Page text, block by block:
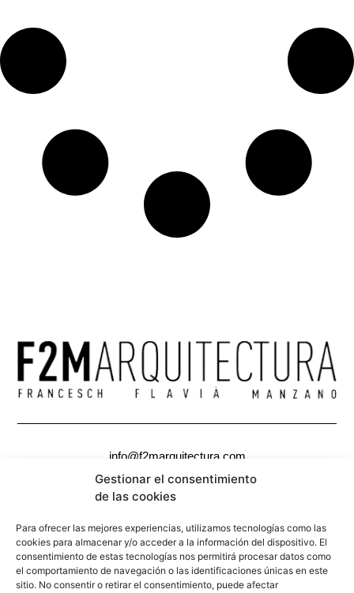
Gestionar el consentimiento
de las cookies
Para ofrecer las mejores experiencias, utilizamos tecnologías como las
cookies para almacenar y/o acceder a la información del dispositivo. El
consentimiento de estas tecnologías nos permitirá procesar datos como
el comportamiento de navegación o las identificaciones únicas en este
sitio. No consentir o retirar el consentimiento, puede afectar
info@f2marquitectura.com
Política de privacidad
Copyright ©2026F2MARQUITECTURA. Todos los derechos
reservados.